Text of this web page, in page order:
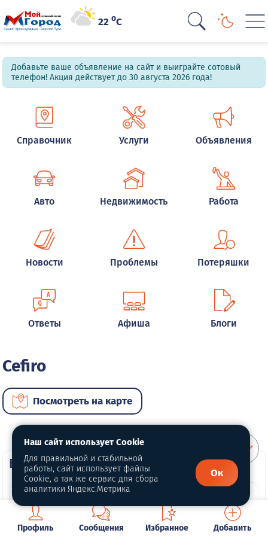
22oC
Добавьте ваше объявление на сайт и выиграйте сотовый
телефон! Акция действует до 30 августа 2026 года!
Справочник Услуги Объявления
Авто Недвижимость Работа
Новости Проблемы Потеряшки
Ответы Афиша Блоги
Cefiro
Посмотреть на карте
ВИП автомобили
Профиль Сообщения Избранное Добавить
Наш сайт использует Cookie
Для правильной и стабильной
работы, сайт использует файлы
Cookie, а так же сервис для сбора
аналитики Яндекс.Метрика
Ок